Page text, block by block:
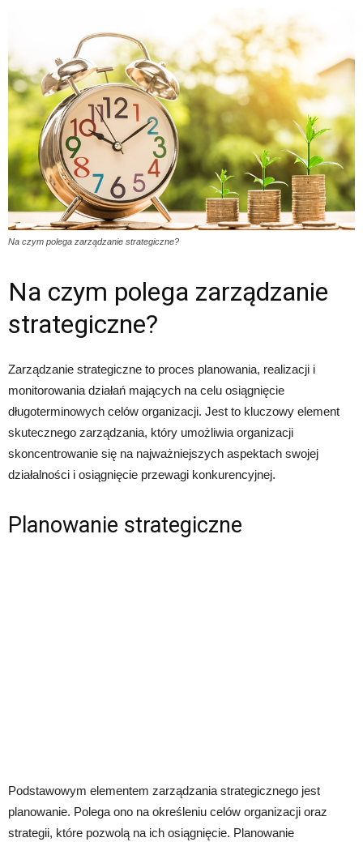
Na czym polega zarządzanie strategiczne?
Na czym polega zarządzanie
strategiczne?
Zarządzanie strategiczne to proces planowania, realizacji i
monitorowania działań mających na celu osiągnięcie
długoterminowych celów organizacji. Jest to kluczowy element
skutecznego zarządzania, który umożliwia organizacji
skoncentrowanie się na najważniejszych aspektach swojej
działalności i osiągnięcie przewagi konkurencyjnej.
Planowanie strategiczne
Podstawowym elementem zarządzania strategicznego jest
planowanie. Polega ono na określeniu celów organizacji oraz
strategii, które pozwolą na ich osiągnięcie. Planowanie